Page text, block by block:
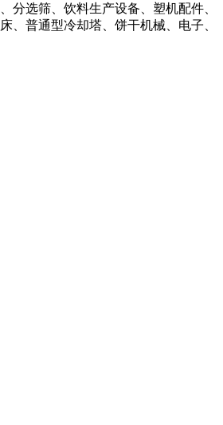
分选筛、饮料生产设备、塑机配件、
、普通型冷却塔、饼干机械、电子、